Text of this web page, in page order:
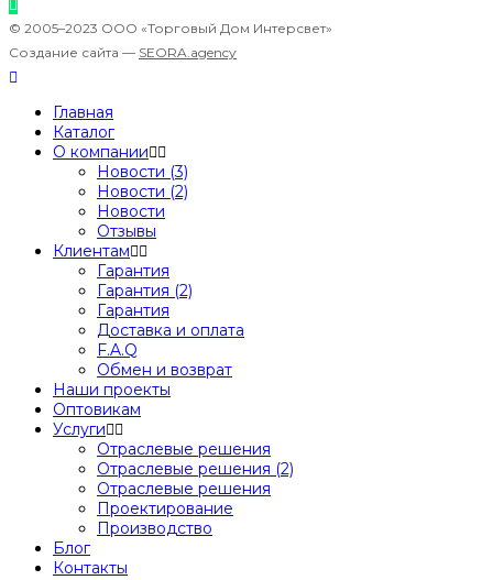
© 2005–2023 ООО «Торговый Дом Интерсвет»
Создание сайта — SEORA.agency
Главная
Каталог
О компании
Новости (3)
Новости (2)
Новости
Отзывы
Клиентам
Гарантия
Гарантия (2)
Гарантия
Доставка и оплата
F.A.Q
Обмен и возврат
Наши проекты
Оптовикам
Услуги
Отраслевые решения
Отраслевые решения (2)
Отраслевые решения
Проектирование
Производство
Блог
Контакты